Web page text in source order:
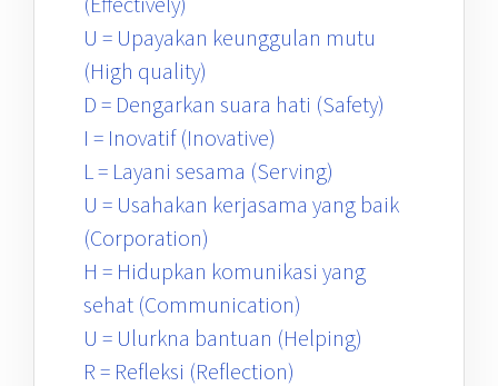
U = Upayakan keunggulan mutu
(High quality)
D = Dengarkan suara hati (Safety)
I = Inovatif (Inovative)
L = Layani sesama (Serving)
U = Usahakan kerjasama yang baik
(Corporation)
H = Hidupkan komunikasi yang
sehat (Communication)
U = Ulurkna bantuan (Helping)
R = Refleksi (Reflection)